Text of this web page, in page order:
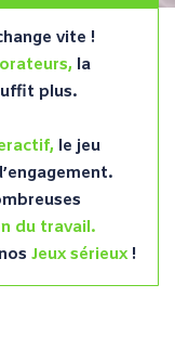
vite !
la
plus.
le jeu
du travail.
Jeux sérieux!